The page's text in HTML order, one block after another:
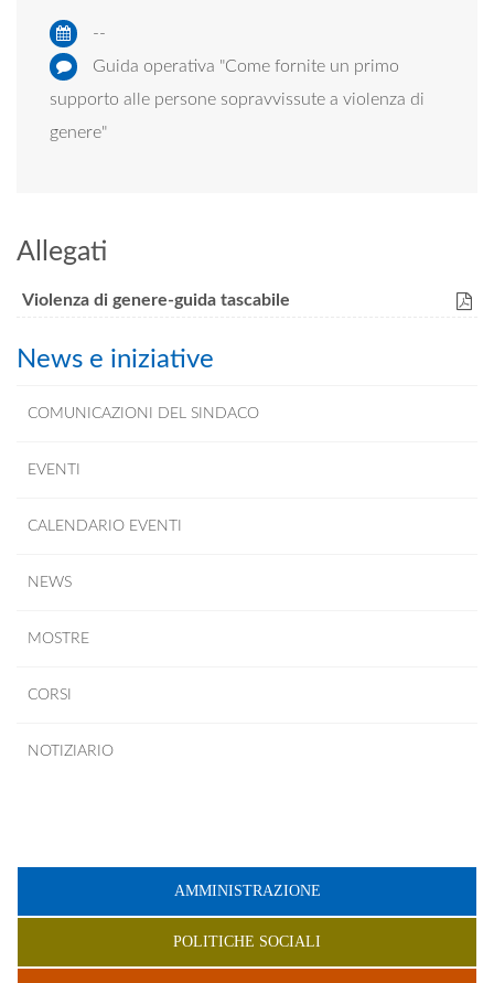
--
Guida operativa "Come fornite un primo
supporto alle persone sopravvissute a violenza di
genere"
Allegati
Violenza di genere-guida tascabile
News e iniziative
COMUNICAZIONI DEL SINDACO
EVENTI
CALENDARIO EVENTI
NEWS
MOSTRE
CORSI
NOTIZIARIO
AMMINISTRAZIONE
POLITICHE SOCIALI